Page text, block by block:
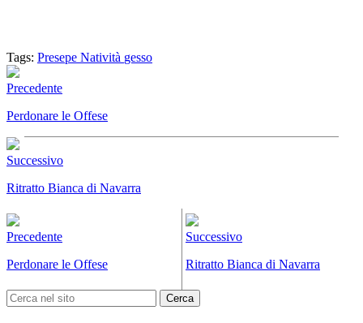
Tags: Presepe Natività gesso
Precedente
Perdonare le Offese
Successivo
Ritratto Bianca di Navarra
Precedente
Perdonare le Offese
Successivo
Ritratto Bianca di Navarra